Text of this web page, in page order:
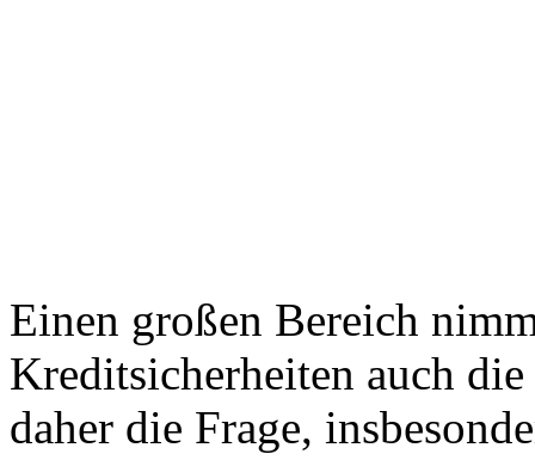
Einen großen Bereich
Kreditsicherheiten auch
daher die Frage,